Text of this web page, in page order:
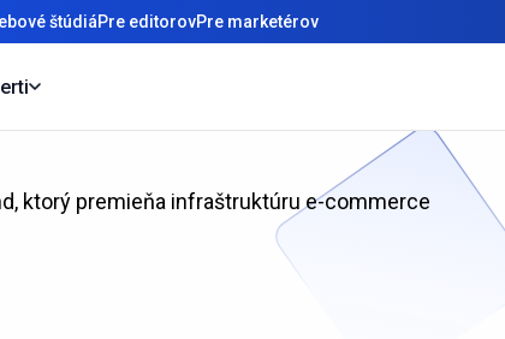
štúdiáPre editorovPre marketérov
ktorý premieňa infraštruktúru e-commerce